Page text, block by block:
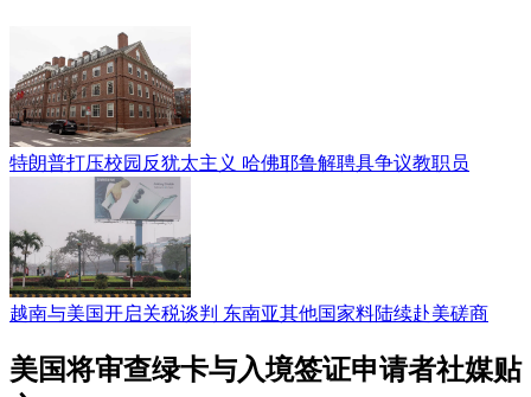
特朗普打压校园反犹太主义 哈佛耶鲁解聘具争议教职员
越南与美国开启关税谈判 东南亚其他国家料陆续赴美磋商
美国将审查绿卡与入境签证申请者社媒贴